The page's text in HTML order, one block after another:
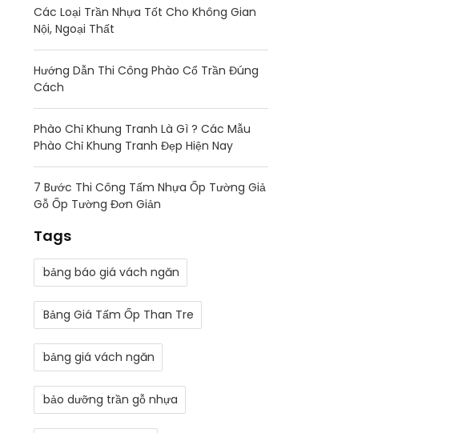
Các Loại Trần Nhựa Tốt Cho Không Gian
Nội, Ngoại Thất
Hướng Dẫn Thi Công Phào Cổ Trần Đúng
Cách
Phào Chỉ Khung Tranh Là Gì ? Các Mẫu
Phào Chỉ Khung Tranh Đẹp Hiện Nay
7 Bước Thi Công Tấm Nhựa Ốp Tường Giả
Gỗ Ốp Tường Đơn Giản
Tags
bảng báo giá vách ngăn
Bảng Giá Tấm Ốp Than Tre
bảng giá vách ngăn
bảo dưỡng trần gỗ nhựa